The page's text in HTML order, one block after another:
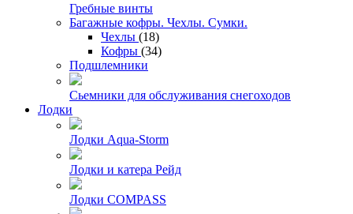
Гребные винты
Багажные кофры. Чехлы. Сумки.
Чехлы (18)
Кофры (34)
Подшлемники
Сьемники для обслуживания снегоходов
Лодки
Лодки Aqua-Storm
Лодки и катера Рейд
Лодки COMPASS